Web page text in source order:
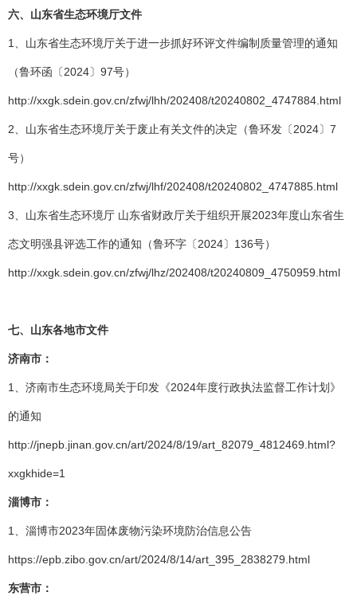
六、山东省生态环境厅文件
1、山东省生态环境厅关于进一步抓好环评文件编制质量管理的通知
（鲁环函〔2024〕97号）
http://xxgk.sdein.gov.cn/zfwj/lhh/202408/t20240802_4747884.html
2、山东省生态环境厅关于废止有关文件的决定（鲁环发〔2024〕7
号）
http://xxgk.sdein.gov.cn/zfwj/lhf/202408/t20240802_4747885.html
3、山东省生态环境厅 山东省财政厅关于组织开展2023年度山东省生
态文明强县评选工作的通知（鲁环字〔2024〕136号）
http://xxgk.sdein.gov.cn/zfwj/lhz/202408/t20240809_4750959.html
七、山东各地市文件
济南市：
1、济南市生态环境局关于印发《2024年度行政执法监督工作计划》
的通知
http://jnepb.jinan.gov.cn/art/2024/8/19/art_82079_4812469.html?
xxgkhide=1
淄博市：
1、淄博市2023年固体废物污染环境防治信息公告
https://epb.zibo.gov.cn/art/2024/8/14/art_395_2838279.html
东营市：